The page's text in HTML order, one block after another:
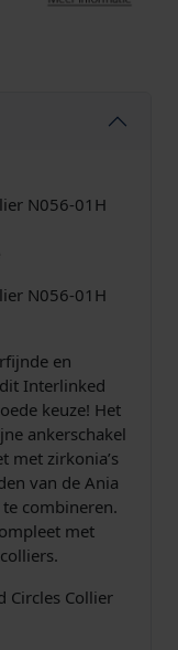
N056-01H
N056-01H
en
Interlinked
keuze! Het
ankerschakel
met zirkonia’s
van de Ania
combineren.
met
Circles Collier